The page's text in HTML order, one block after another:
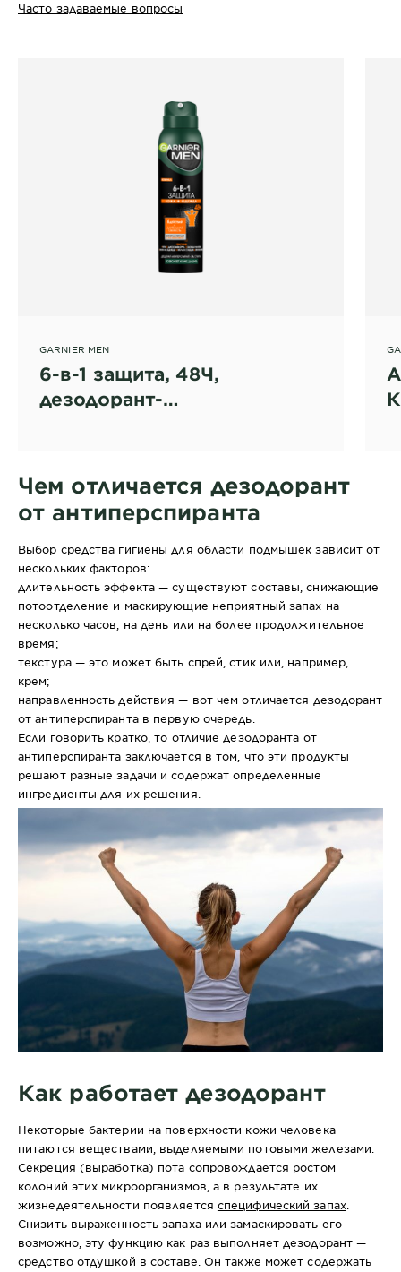
Часто задаваемые вопросы
GARNIER MEN
6-в-1 защита, 48Ч,
дезодорант-
Чем отличается дезодорант
от антиперспиранта
Выбор средства гигиены для области подмышек зависит от
нескольких факторов:
длительность эффекта — существуют составы, снижающие
потоотделение и маскирующие неприятный запах на
несколько часов, на день или на более продолжительное
время;
текстура — это может быть спрей, стик или, например,
крем;
направленность действия — вот чем отличается дезодорант
от антиперспиранта в первую очередь.
Если говорить кратко, то отличие дезодоранта от
антиперспиранта заключается в том, что эти продукты
решают разные задачи и содержат определенные
ингредиенты для их решения.
Как работает дезодорант
Некоторые бактерии на поверхности кожи человека
питаются веществами, выделяемыми потовыми железами.
Секреция (выработка) пота сопровождается ростом
колоний этих микроорганизмов, а в результате их
жизнедеятельности появляется специфический запах.
Снизить выраженность запаха или замаскировать его
возможно, эту функцию как раз выполняет дезодорант —
средство отдушкой в составе. Он также может содержать